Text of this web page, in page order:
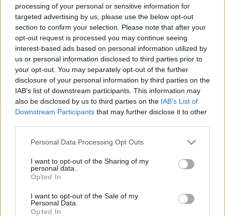
processing of your personal or sensitive information for
targeted advertising by us, please use the below opt-out
section to confirm your selection. Please note that after your
opt-out request is processed you may continue seeing
interest-based ads based on personal information utilized by
us or personal information disclosed to third parties prior to
your opt-out. You may separately opt-out of the further
disclosure of your personal information by third parties on the
IAB’s list of downstream participants. This information may
also be disclosed by us to third parties on the IAB’s List of
Downstream Participants that may further disclose it to other
Please note that this website/app uses one or more Google
not limited to your visit or usage behaviour. You may click to
grant or deny consent to Google and its third-party tags to
use your data for below specified purposes in below Google
consent section.
Personal Data Processing Opt Outs
I want to opt-out of the Sharing of my
personal data.
Opted In
I want to opt-out of the Sale of my
Personal Data.
Opted In